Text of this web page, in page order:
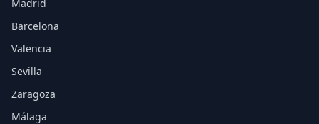
Madrid
Barcelona
Valencia
Sevilla
Zaragoza
Málaga